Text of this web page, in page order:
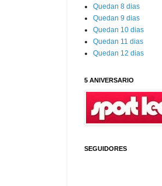
Quedan 8 dias
Quedan 9 dias
Quedan 10 dias
Quedan 11 dias
Quedan 12 dias
5 ANIVERSARIO
SEGUIDORES